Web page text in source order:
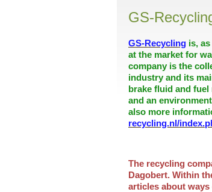
GS-
GS-Recycling is,
at the market for
company is the
industry and its
brake fluid and
and an
also more
recycling.nl/
The recycling
Dagobert. Within
articles about